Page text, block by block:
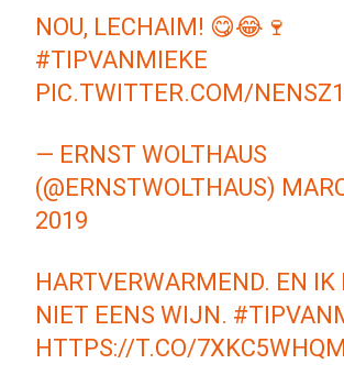
NOU, LECHAIM! 😋😂🍷
#TIPVANMIEKE
PIC.TWITTER.COM/
— ERNST WOLTHAUS
(@ERNSTWOLTHAUS)
2019
HARTVERWARMEND. EN IK
NIET EENS WIJN.
HTTPS://T.CO/